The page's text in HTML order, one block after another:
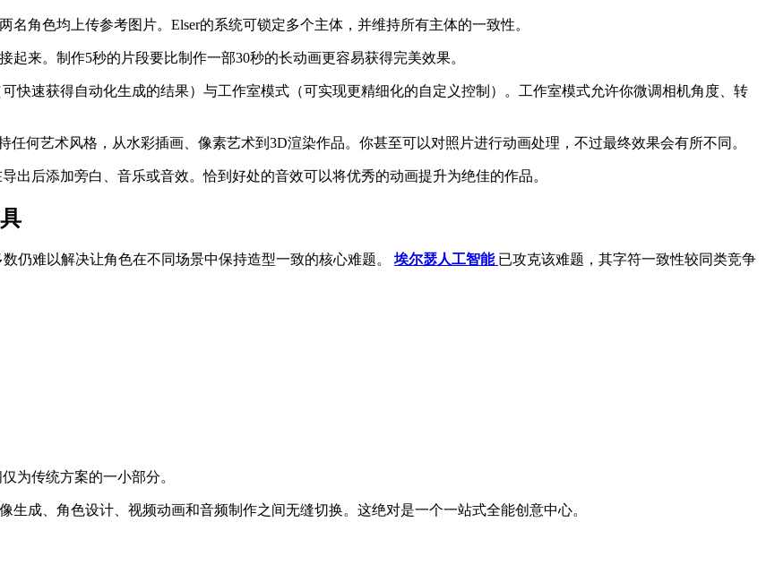
角色均上传参考图片。Elser的系统可锁定多个主体，并维持所有主体的一致性。
来。制作5秒的片段要比制作一部30秒的长动画更容易获得完美效果。
快速获得自动化生成的结果）与工作室模式（可实现更精细化的自定义控制）。工作室模式允许你微调相机角度、转
何艺术风格，从水彩插画、像素艺术到3D渲染作品。你甚至可以对照片进行动画处理，不过最终效果会有所不同。
出后添加旁白、音乐或音效。恰到好处的音效可以将优秀的动画提升为绝佳的作品。
仍难以解决让角色在不同场景中保持造型一致的核心难题。 埃尔瑟人工智能 已攻克该难题，其字符一致性较同类竞争
为传统方案的一小部分。
成、角色设计、视频动画和音频制作之间无缝切换。这绝对是一个一站式全能创意中心。